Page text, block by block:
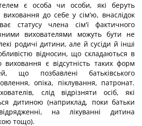
є особа чи особи, які беруть
до себе у сім'ю, внаслідок
статусу члена сім'ї фактичного
вихователями можуть бути не
родичі дитини, але й сусіди й інші
відносин, що складаються в
виховання є відсутність таких форм
що позбавлені батьківського
опіка, піклування, патронат.
слід відрізняти осіб, які
дитиною (наприклад, поки батьки
на лікуванні дитина
тощо).